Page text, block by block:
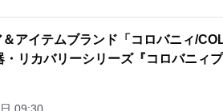
アイテムブランド「コロバニィ/
リカバリーシリーズ『コロバニィ